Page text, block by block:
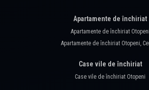
Apartamente de închiriat
Apartamente de închiriat Otopeni
Apartamente de închiriat Otopeni,
Case vile de închiriat
Case vile de închiriat Otopeni